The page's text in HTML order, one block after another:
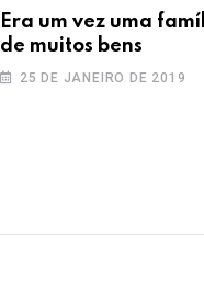
Era um vez uma
de muitos bens
25 DE JANEIRO DE 2019